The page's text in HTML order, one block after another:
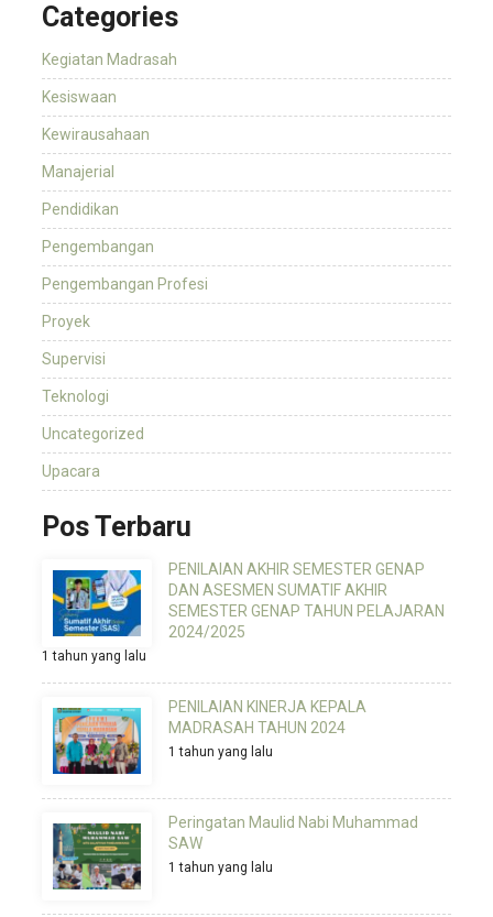
Categories
Kegiatan Madrasah
Kesiswaan
Kewirausahaan
Manajerial
Pendidikan
Pengembangan
Pengembangan Profesi
Proyek
Supervisi
Teknologi
Uncategorized
Upacara
Pos Terbaru
PENILAIAN AKHIR SEMESTER GENAP
DAN ASESMEN SUMATIF AKHIR
SEMESTER GENAP TAHUN PELAJARAN
2024/2025
1 tahun yang lalu
PENILAIAN KINERJA KEPALA
MADRASAH TAHUN 2024
1 tahun yang lalu
Peringatan Maulid Nabi Muhammad
SAW
1 tahun yang lalu